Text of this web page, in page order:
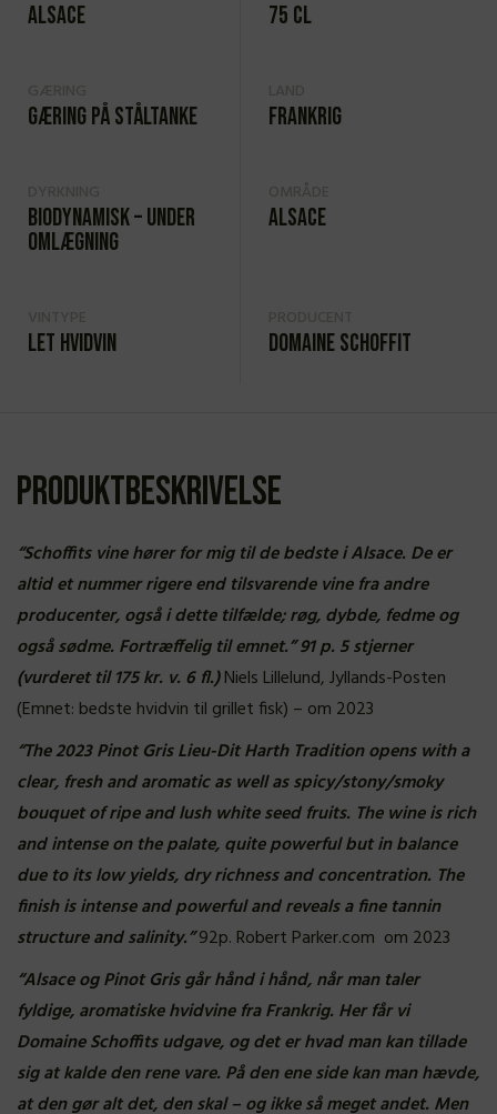
Alsace 75 cl
Gæring på ståltanke Frankrig
Biodynamisk – under
omlægning
Alsace
Let hvidvin Domaine Schoffit
Produktbeskrivelse
“Schoffits vine hører for mig til de bedste i Alsace. De er
altid et nummer rigere end tilsvarende vine fra andre
producenter, også i dette tilfælde; røg, dybde, fedme og
også sødme. Fortræffelig til emnet.” 91 p. 5 stjerner
(vurderet til 175 kr. v. 6 fl.)Niels Lillelund, Jyllands-Posten
(Emnet: bedste hvidvin til grillet fisk) – om 2023
“The 2023 Pinot Gris Lieu-Dit Harth Tradition opens with a
clear, fresh and aromatic as well as spicy/stony/smoky
bouquet of ripe and lush white seed fruits. The wine is rich
and intense on the palate, quite powerful but in balance
due to its low yields, dry richness and concentration. The
finish is intense and powerful and reveals a fine tannin
structure and salinity.”92p. Robert Parker.com om 2023
“Alsace og Pinot Gris går hånd i hånd, når man taler
fyldige, aromatiske hvidvine fra Frankrig. Her får vi
Domaine Schoffits udgave, og det er hvad man kan tillade
sig at kalde den rene vare. På den ene side kan man hævde,
at den gør alt det, den skal – og ikke så meget andet. Men